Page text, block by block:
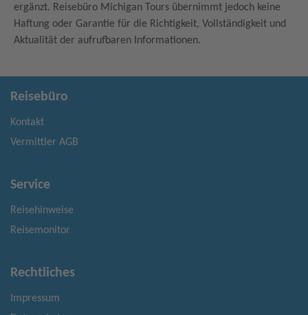
ergänzt. Reisebüro Michigan Tours übernimmt jedoch keine
Haftung oder Garantie für die Richtigkeit, Vollständigkeit und
Aktualität der aufrufbaren Informationen.
Reisebüro
Kontakt
Vermittler AGB
Service
Reisehinweise
Reisemonitor
Rechtliches
Impressum